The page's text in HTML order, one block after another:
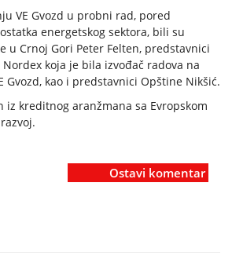
VE Gvozd u probni rad, pored
energetskog sektora, bili su
u Crnoj Gori Peter Felten, predstavnici
koja je bila izvođač radova na
Gvozd, kao i predstavnici Opštine Nikšić.
iz kreditnog aranžmana sa Evropskom
Ostavi komentar